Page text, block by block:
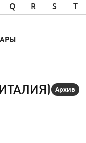
Q R S T
Архив